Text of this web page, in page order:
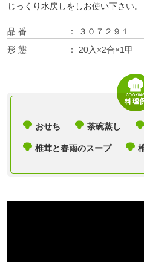
じっくり水戻しをしお使い下さい。
品 番
３０７２９１
形 態
20入×2合×1甲
おせち 茶碗蒸し
椎茸と春雨のスープ